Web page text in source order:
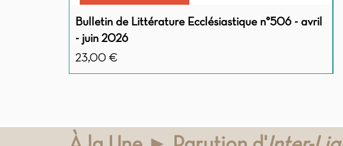
Bulletin de Littérature Ecclésiastique n°506 - avril
- juin 2026
Prix
23,00 €